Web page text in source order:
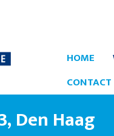
HOME
CONTACT
Den Haag